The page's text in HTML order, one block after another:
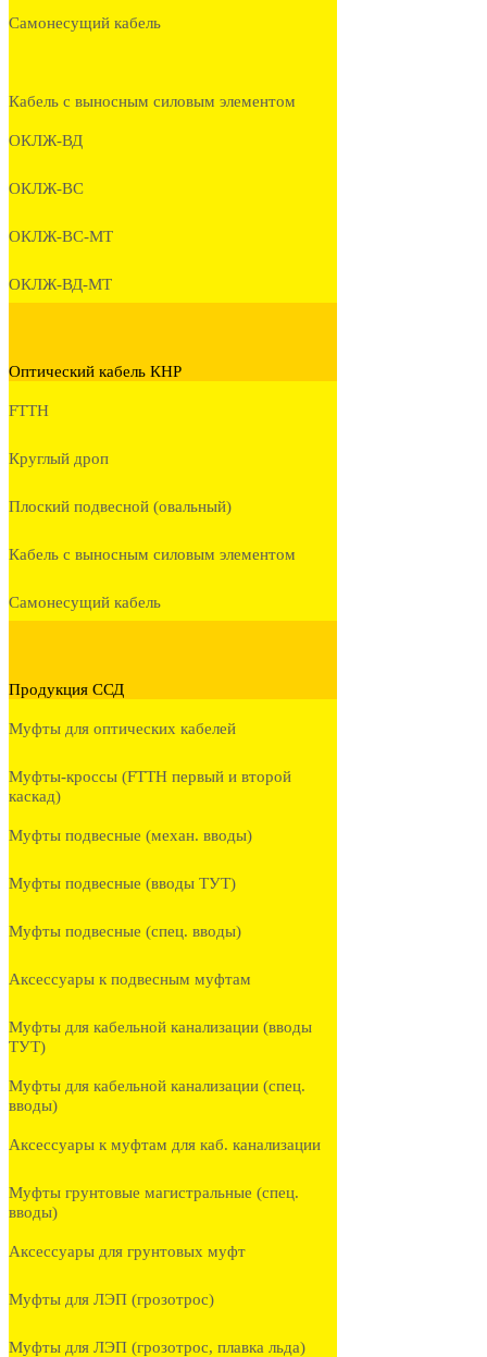
Самонесущий кабель
Кабель с выносным силовым элементом
ОКЛЖ-ВД
ОКЛЖ-ВС
ОКЛЖ-ВС-МТ
ОКЛЖ-ВД-МТ
Оптический кабель КНР
FTTH
Круглый дроп
Плоский подвесной (овальный)
Кабель с выносным силовым элементом
Самонесущий кабель
Продукция ССД
Муфты для оптических кабелей
Муфты-кроссы (FTTH первый и второй
каскад)
Муфты подвесные (механ. вводы)
Муфты подвесные (вводы ТУТ)
Муфты подвесные (спец. вводы)
Аксессуары к подвесным муфтам
Муфты для кабельной канализации (вводы
ТУТ)
Муфты для кабельной канализации (спец.
вводы)
Аксессуары к муфтам для каб. канализации
Муфты грунтовые магистральные (спец.
вводы)
Аксессуары для грунтовых муфт
Муфты для ЛЭП (грозотрос)
Муфты для ЛЭП (грозотрос, плавка льда)